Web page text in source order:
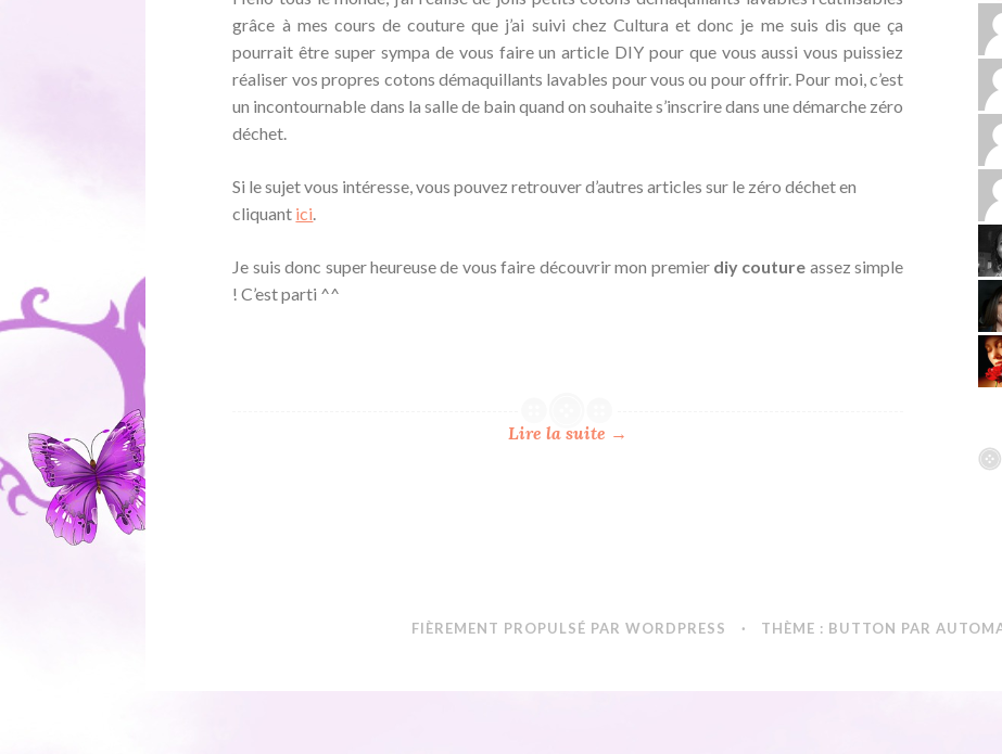
grâce à mes cours de couture que j’ai suivi chez Cultura et donc je me suis dis que ça
pourrait être super sympa de vous faire un article DIY pour que vous aussi vous puissiez
réaliser vos propres cotons démaquillants lavables pour vous ou pour offrir. Pour moi, c’est
un incontournable dans la salle de bain quand on souhaite s’inscrire dans une démarche zéro
déchet.
Si le sujet vous intéresse, vous pouvez retrouver d’autres articles sur le zéro déchet en
cliquant ici
Je suis donc super heureuse de vous faire découvrir mon premier diy couture assez simple
! C’est parti ^^
Lire la suite →
FIÈREMENT PROPULSÉ PAR WORDPRESS · THÈME : BUTTON PAR